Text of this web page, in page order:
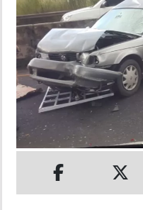
DEPORTES
MUNDO
INSÓLITAS
MULTIMEDIA